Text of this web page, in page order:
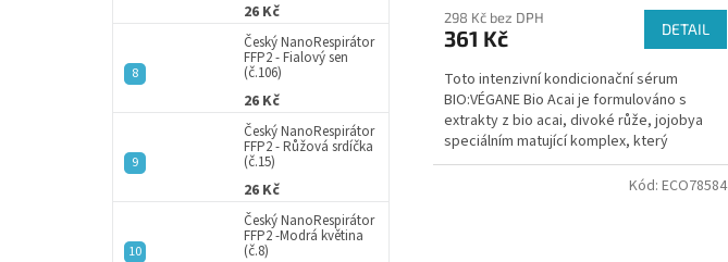
26 Kč
Český NanoRespirátor
FFP2 - Fialový sen
(č.106)
26 Kč
Český NanoRespirátor
FFP2 - Růžová srdíčka
(č.15)
26 Kč
Český NanoRespirátor
FFP2 -Modrá květina
(č.8)
298 Kč bez DPH
361 Kč DETAIL
Toto intenzivní kondicionační sérum
BIO:VÉGANE Bio Acai je formulováno s
extrakty z bio acai, divoké růže, jojobya
speciálním matující komplex, který
poskytuje dokonalou péči...
Kód: ECO78584